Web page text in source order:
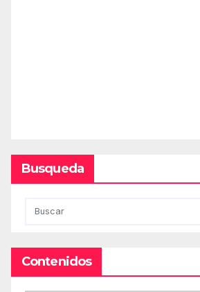
Busqueda
Contenidos